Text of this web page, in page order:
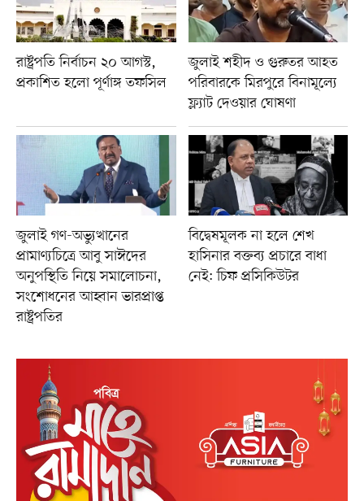
রাষ্ট্রপতি নির্বাচন ২০ আগস্ট,
প্রকাশিত হলো পূর্ণাঙ্গ তফসিল
জুলাই শহীদ ও গুরুতর আহত
পরিবারকে মিরপুরে বিনামূল্যে
ফ্ল্যাট দেওয়ার ঘোষণা
জুলাই গণ-অভ্যুত্থানের
প্রামাণ্যচিত্রে আবু সাঈদের
অনুপস্থিতি নিয়ে সমালোচনা,
সংশোধনের আহ্বান ভারপ্রাপ্ত
রাষ্ট্রপতির
বিদ্বেষমূলক না হলে শেখ
হাসিনার বক্তব্য প্রচারে বাধা
নেই: চিফ প্রসিকিউটর